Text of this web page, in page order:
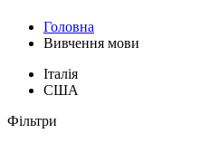
Головна
Вивчення мови
Італія
США
Фільтри